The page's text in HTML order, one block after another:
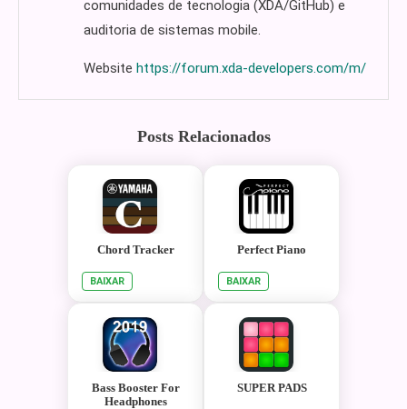
comunidades de tecnologia (XDA/GitHub) e
auditoria de sistemas mobile.
Website https://forum.xda-developers.com/m/
Posts Relacionados
Chord Tracker
BAIXAR
Perfect Piano
BAIXAR
Bass Booster For
Headphones
SUPER PADS